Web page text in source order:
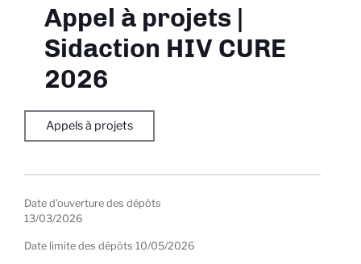
Appel à projets |
Sidaction HIV CURE
2026
Appels à projets
Date d’ouverture des dépôts
13/03/2026
Date limite des dépôts 10/05/2026